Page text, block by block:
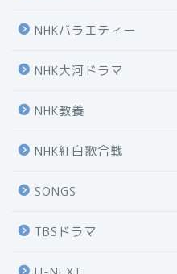
NHKバラエティー
NHK大河ドラマ
NHK教養
NHK紅白歌合戦
SONGS
TBSドラマ